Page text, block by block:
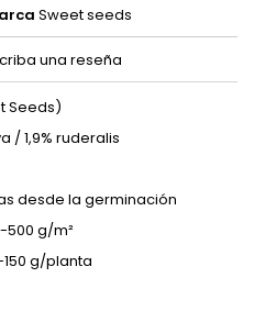
Sweet seeds
una reseña
Seeds)
/ 1,9% ruderalis
desde la germinación
500 g/m²
150 g/planta